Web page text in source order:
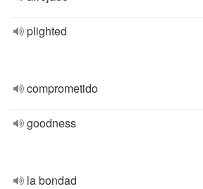
plighted
comprometido
goodness
la bondad